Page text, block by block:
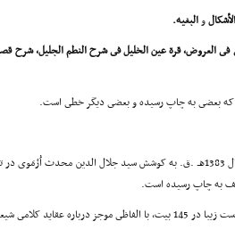
والبغیه.
فى العروض، قرة عین الخلیل فى شرح النطم الجلیل،
که بعضى به چاپ رسیده و بعضى دیگر خطى است.
به چاپ رسیده است.
موجز درباره عقاید کلامى شیعه.